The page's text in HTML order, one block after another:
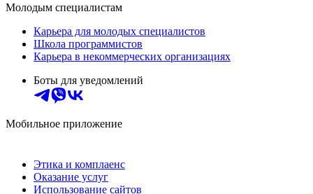
Молодым специалистам
Карьера для молодых специалистов
Школа программистов
Карьера в некоммерческих организациях
Боты для уведомлений
Мобильное приложение
Этика и комплаенс
Оказание услуг
Использование сайтов